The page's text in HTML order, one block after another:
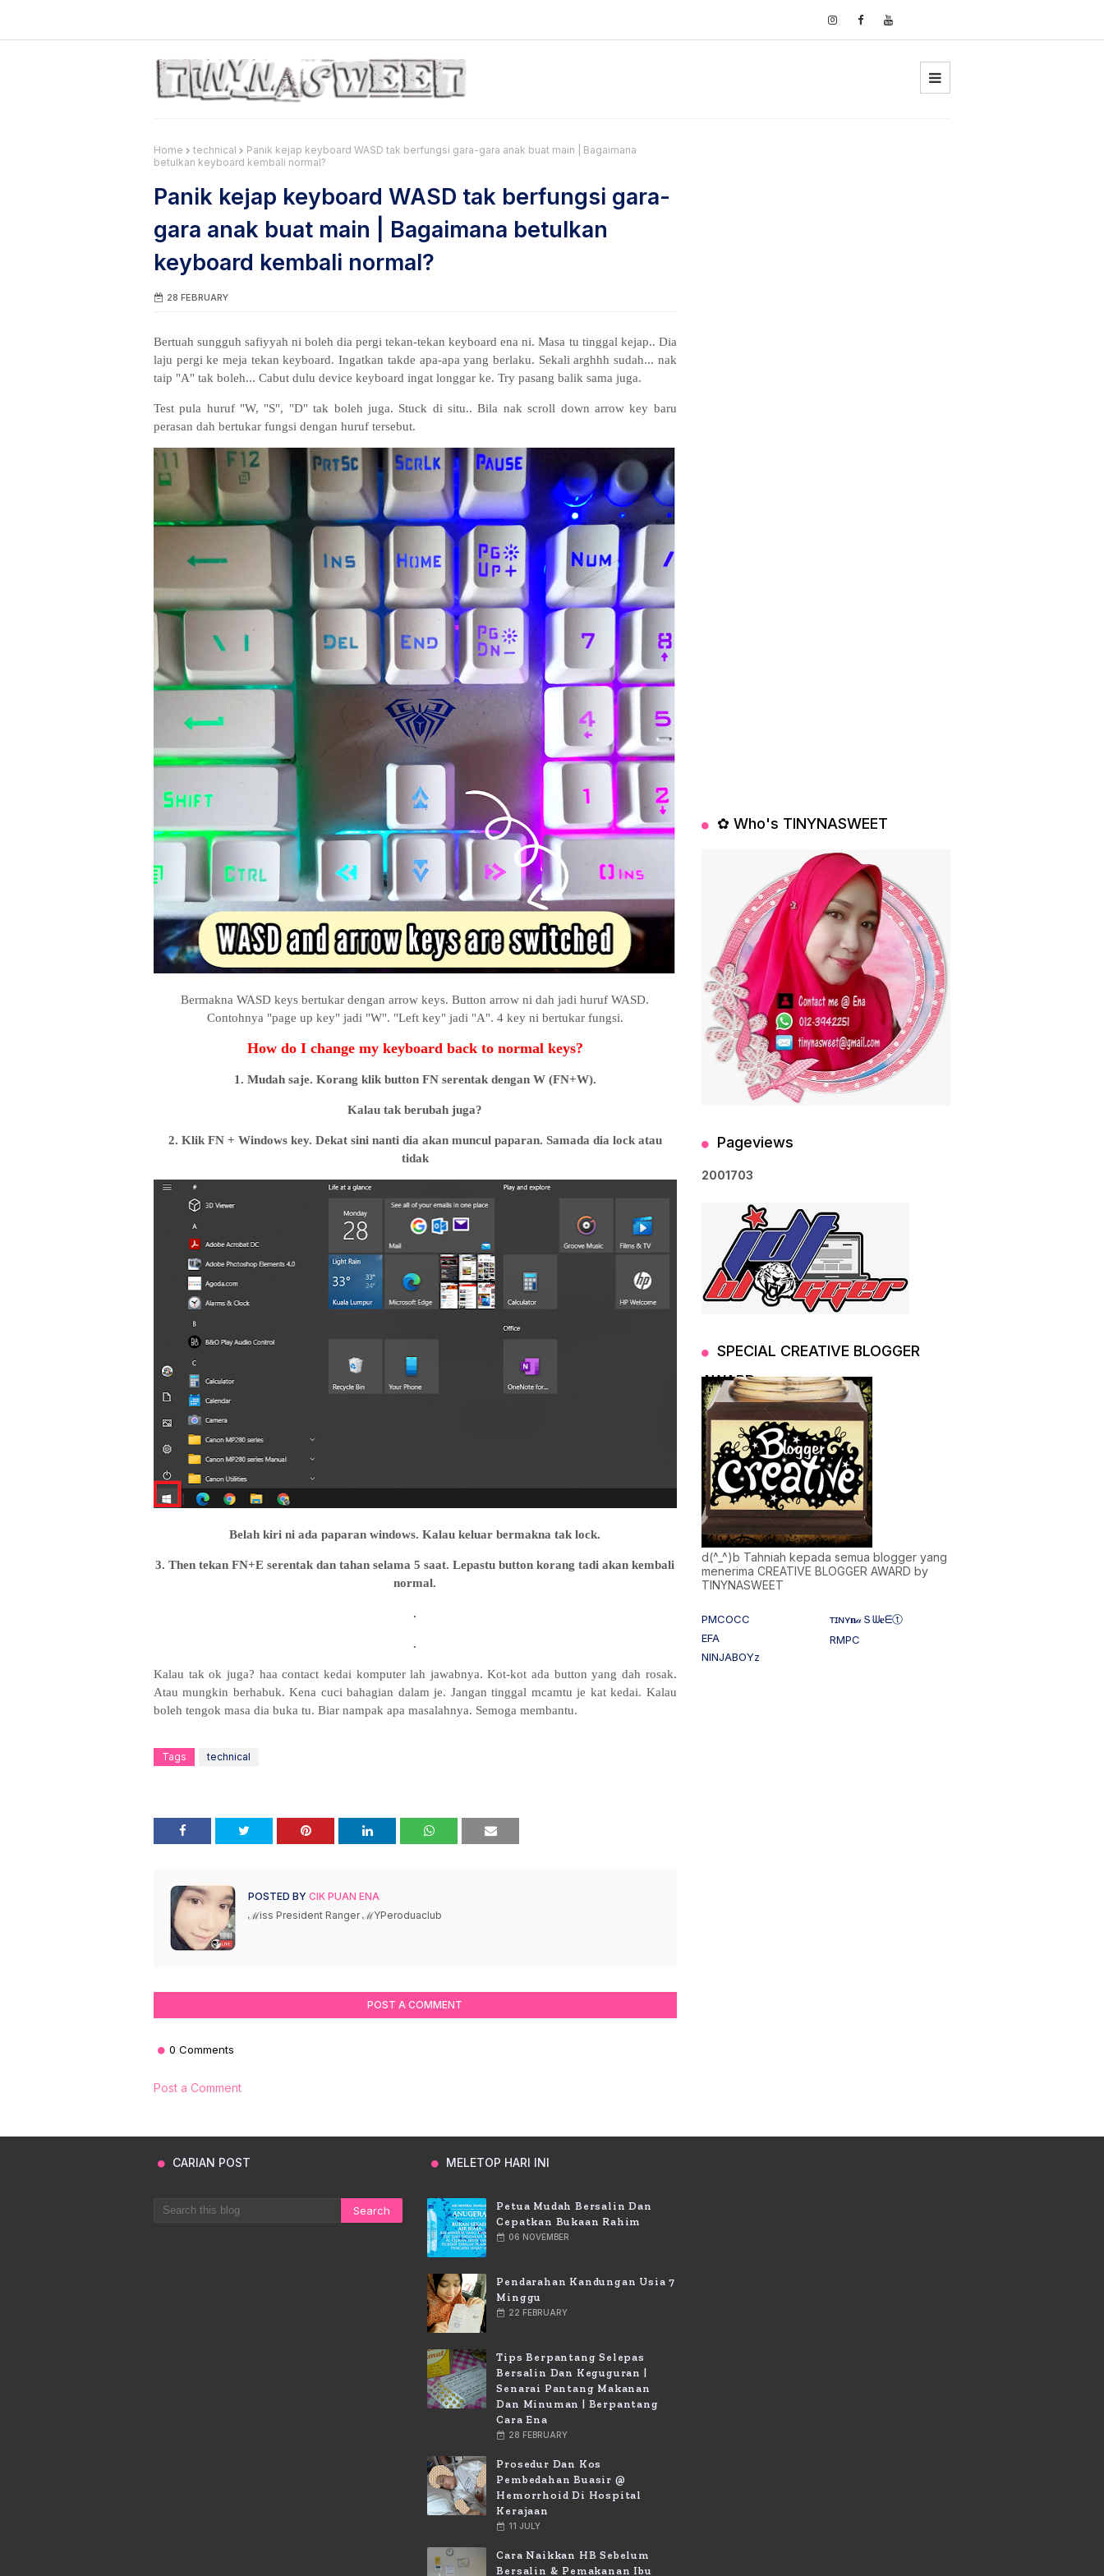
Home technical
Panik kejap keyboard WASD tak berfungsi gara-gara anak buat main | Bagaimana
betulkan keyboard kembali normal?
Panik kejap keyboard WASD tak berfungsi gara-
gara anak buat main | Bagaimana betulkan
keyboard kembali normal?
28 FEBRUARY
Bertuah sungguh safiyyah ni boleh dia pergi tekan-tekan keyboard ena ni. Masa tu tinggal kejap.. Dia
laju pergi ke meja tekan keyboard. Ingatkan takde apa-apa yang berlaku. Sekali arghhh sudah... nak
taip "A" tak boleh... Cabut dulu device keyboard ingat longgar ke. Try pasang balik sama juga.
Test pula huruf "W, "S", "D" tak boleh juga. Stuck di situ.. Bila nak scroll down arrow key baru
perasan dah bertukar fungsi dengan huruf tersebut.
Bermakna WASD keys bertukar dengan arrow keys. Button arrow ni dah jadi huruf WASD.
Contohnya "page up key" jadi "W". "Left key" jadi "A". 4 key ni bertukar fungsi.
How do I change my keyboard back to normal keys?
1. Mudah saje. Korang klik button FN serentak dengan W (FN+W).
Kalau tak berubah juga?
2. Klik FN + Windows key. Dekat sini nanti dia akan muncul paparan. Samada dia lock atau
tidak
Belah kiri ni ada paparan windows. Kalau keluar bermakna tak lock.
3. Then tekan FN+E serentak dan tahan selama 5 saat. Lepastu button korang tadi akan kembali
normal.
.
.
Kalau tak ok juga? haa contact kedai komputer lah jawabnya. Kot-kot ada button yang dah rosak.
Atau mungkin berhabuk. Kena cuci bahagian dalam je. Jangan tinggal mcamtu je kat kedai. Kalau
boleh tengok masa dia buka tu. Biar nampak apa masalahnya. Semoga membantu.
Tags technical
POSTED BY CIK PUAN ENA
ℳiss President Ranger ℳYPeroduaclub
POST A COMMENT
0 Comments
Post a Comment
✿ Who's TINYNASWEET
Pageviews
2001703
SPECIAL CREATIVE BLOGGER
AWARD
d(^_^)b Tahniah kepada semua blogger yang
menerima CREATIVE BLOGGER AWARD by
TINYNASWEET
PMCOCC
ᴛɪɴʏ𝐧𝒶Ｓᗯ𝐞ᗴⓣ
EFA
RMPC
NINJABOYz
CARIAN POST MELETOP HARI INI
Petua Mudah Bersalin Dan
Cepatkan Bukaan Rahim
06 NOVEMBER
Pendarahan Kandungan Usia 7
Minggu
22 FEBRUARY
Tips Berpantang Selepas
Bersalin Dan Keguguran |
Senarai Pantang Makanan
Dan Minuman | Berpantang
Cara Ena
28 FEBRUARY
Prosedur Dan Kos
Pembedahan Buasir @
Hemorrhoid Di Hospital
Kerajaan
11 JULY
Cara Naikkan HB Sebelum
Bersalin & Pemakanan Ibu